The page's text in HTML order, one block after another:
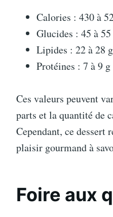
Calories : 430 à
Glucides : 45 à
Lipides : 22 à 28 g
Protéines : 7 à 9 g
Ces valeurs peuvent
parts et la quantité de
Cependant, ce dessert
plaisir gourmand à
Foire aux